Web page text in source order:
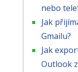
nebo
Jak
Gmailu?
Jak
Outlook